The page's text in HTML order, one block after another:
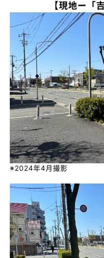
【現地ー「
※2024年4月撮影